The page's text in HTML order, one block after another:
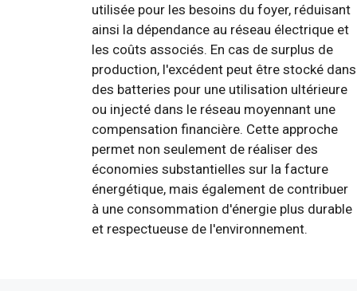
utilisée pour les besoins du foyer, réduisant
ainsi la dépendance au réseau électrique et
les coûts associés. En cas de surplus de
production, l'excédent peut être stocké dans
des batteries pour une utilisation ultérieure
ou injecté dans le réseau moyennant une
compensation financière. Cette approche
permet non seulement de réaliser des
économies substantielles sur la facture
énergétique, mais également de contribuer
à une consommation d'énergie plus durable
et respectueuse de l'environnement.